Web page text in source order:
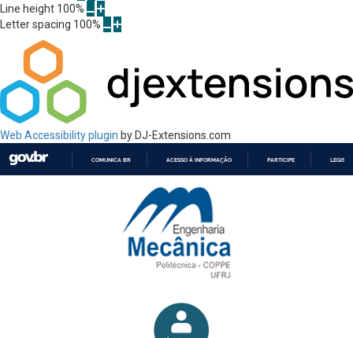
Line height 100%
Letter spacing 100%
Web Accessibility plugin by DJ-Extensions.com
PARA
CONTEÚDO
COMUNICA BR ACESSO À INFORMAÇÃO PARTICIPE